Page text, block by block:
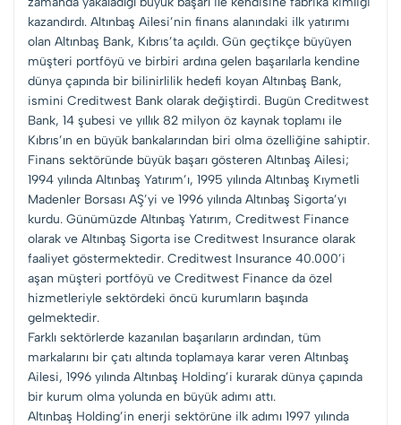
kazandırdı. Altınbaş Ailesi’nin finans alanındaki ilk yatırımı
olan Altınbaş Bank, Kıbrıs’ta açıldı. Gün geçtikçe büyüyen
müşteri portföyü ve birbiri ardına gelen başarılarla kendine
dünya çapında bir bilinirlilik hedefi koyan Altınbaş Bank,
ismini Creditwest Bank olarak değiştirdi. Bugün Creditwest
Bank, 14 şubesi ve yıllık 82 milyon öz kaynak toplamı ile
Kıbrıs’ın en büyük bankalarından biri olma özelliğine sahiptir.
Finans sektöründe büyük başarı gösteren Altınbaş Ailesi;
1994 yılında Altınbaş Yatırım’ı, 1995 yılında Altınbaş Kıymetli
Madenler Borsası AŞ’yi ve 1996 yılında Altınbaş Sigorta’yı
kurdu. Günümüzde Altınbaş Yatırım, Creditwest Finance
olarak ve Altınbaş Sigorta ise Creditwest Insurance olarak
faaliyet göstermektedir. Creditwest Insurance 40.000’i
aşan müşteri portföyü ve Creditwest Finance da özel
hizmetleriyle sektördeki öncü kurumların başında
gelmektedir.
Farklı sektörlerde kazanılan başarıların ardından, tüm
markalarını bir çatı altında toplamaya karar veren Altınbaş
Ailesi, 1996 yılında Altınbaş Holding’i kurarak dünya çapında
bir kurum olma yolunda en büyük adımı attı.
Altınbaş Holding’in enerji sektörüne ilk adımı 1997 yılında